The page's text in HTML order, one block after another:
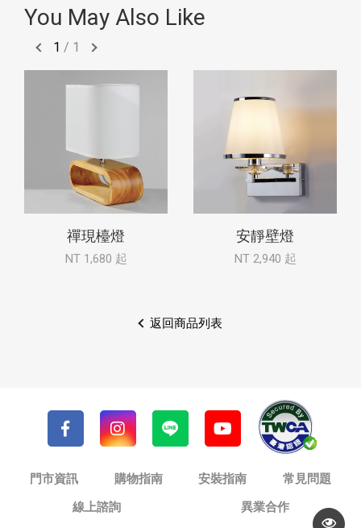
You May Also Like
1 / 1
禪現檯燈
NT 1,680 起
安靜壁燈
NT 2,940 起
返回商品列表
門市資訊 購物指南 安裝指南
常見問題
線上諮詢
異業合作